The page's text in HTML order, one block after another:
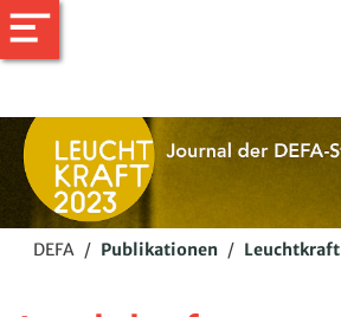
DEFA / Publikationen / Leuchtkraft